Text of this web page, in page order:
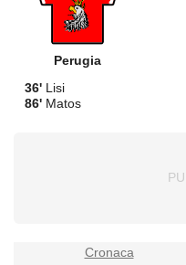
Perugia
36' Lisi
86' Matos
Cronaca